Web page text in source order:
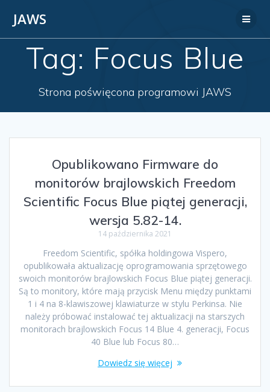
JAWS
Tag: Focus Blue
Strona poświęcona programowi JAWS
Opublikowano Firmware do
monitorów brajlowskich Freedom
Scientific Focus Blue piątej generacji,
wersja 5.82-14.
14 października 2021
Freedom Scientific, spółka holdingowa Vispero,
opublikowała aktualizację oprogramowania sprzętowego
swoich monitorów brajlowskich Focus Blue piątej generacji.
Są to monitory, które mają przycisk Menu między punktami
1 i 4 na 8-klawiszowej klawiaturze w stylu Perkinsa. Nie
należy próbować instalować tej aktualizacji na starszych
monitorach brajlowskich Focus 14 Blue 4. generacji, Focus
40 Blue lub Focus 80…
Dowiedz się więcej